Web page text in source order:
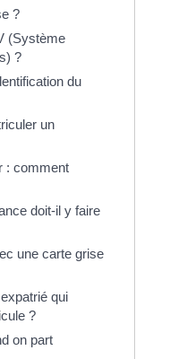
?
(Système
?
du
un
: comment
doit-il y faire
une carte grise
qui
?
on part